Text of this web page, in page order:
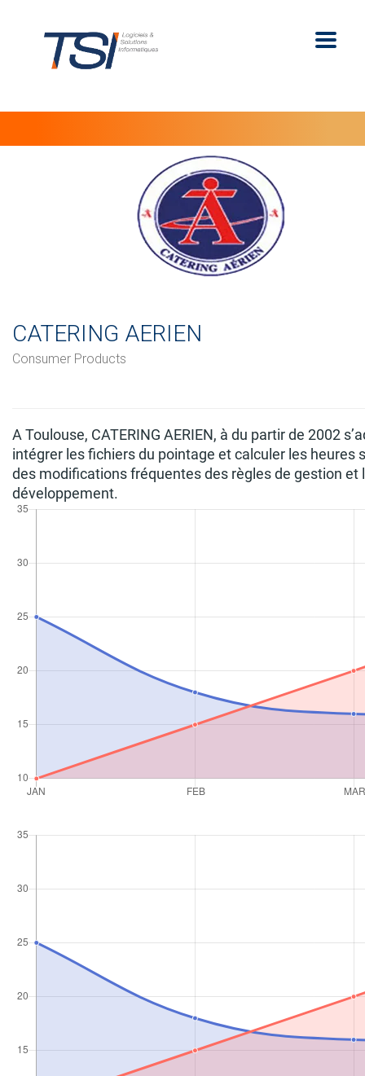
CATERING AERIEN
Consumer Products
A Toulouse, CATERING AERIEN, à du partir de 2002
intégrer les fichiers du pointage et calculer les
des modifications fréquentes des règles de gestion
développement.